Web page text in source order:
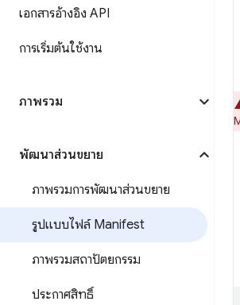
เอกสารอ้างอิง API
การเริ่มต้นใช้งาน
ภาพรวม
พัฒนาส่วนขยาย
ภาพรวมการพัฒนาส่วนขยาย
รูปแบบไฟล์ Manifest
ภาพรวมสถาปัตยกรรม
ประกาศสิทธิ์